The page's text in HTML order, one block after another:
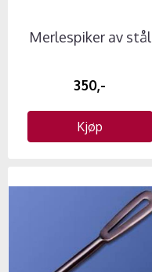
Merlespiker av stål
350,-
Kjøp